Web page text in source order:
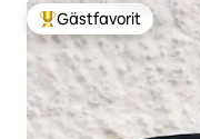
Populär gästfavorit
Gästfavorit